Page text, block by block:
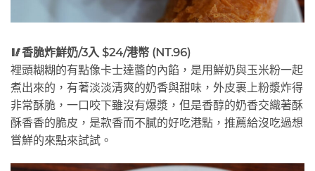
🥢香脆炸鮮奶/3入 $24/港幣 (NT.96)
裡頭糊糊的有點像卡士達醬的內餡，是用鮮奶與玉米粉一起
煮出來的，有著淡淡清爽的奶香與甜味，外皮裹上粉漿炸得
非常酥脆，一口咬下雖沒有爆漿，但是香醇的奶香交織著酥
酥香香的脆皮，是款香而不膩的好吃港點，推薦給沒吃過想
嘗鮮的來點來試試。